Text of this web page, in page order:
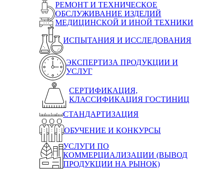
РЕМОНТ И ТЕХНИЧЕСКОЕ
ОБСЛУЖИВАНИЕ ИЗДЕЛИЙ
МЕДИЦИНСКОЙ И ИНОЙ ТЕХНИКИ
ИСПЫТАНИЯ И ИССЛЕДОВАНИЯ
ЭКСПЕРТИЗА ПРОДУКЦИИ И
УСЛУГ
СЕРТИФИКАЦИЯ,
КЛАССИФИКАЦИЯ ГОСТИНИЦ
СТАНДАРТИЗАЦИЯ
ОБУЧЕНИЕ И КОНКУРСЫ
УСЛУГИ ПО
КОММЕРЦИАЛИЗАЦИИ (ВЫВОД
ПРОДУКЦИИ НА РЫНОК)